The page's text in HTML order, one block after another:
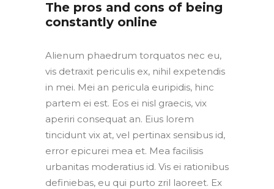
The pros and cons of being
constantly online
Alienum phaedrum torquatos nec eu,
vis detraxit periculis ex, nihil expetendis
in mei. Mei an pericula euripidis, hinc
partem ei est. Eos ei nisl graecis, vix
aperiri consequat an. Eius lorem
tincidunt vix at, vel pertinax sensibus id,
error epicurei mea et. Mea facilisis
urbanitas moderatius id. Vis ei rationibus
definiebas, eu qui purto zril laoreet. Ex